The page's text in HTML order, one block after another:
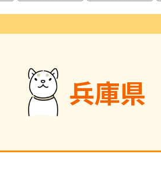
兵庫県